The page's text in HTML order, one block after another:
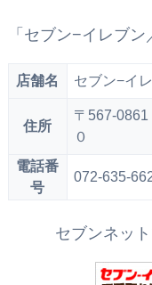
「セブン−イレブ
店舗名 セブン−イ
住所
〒567-0861
０
電話番
号
072-635-
セブンネッ